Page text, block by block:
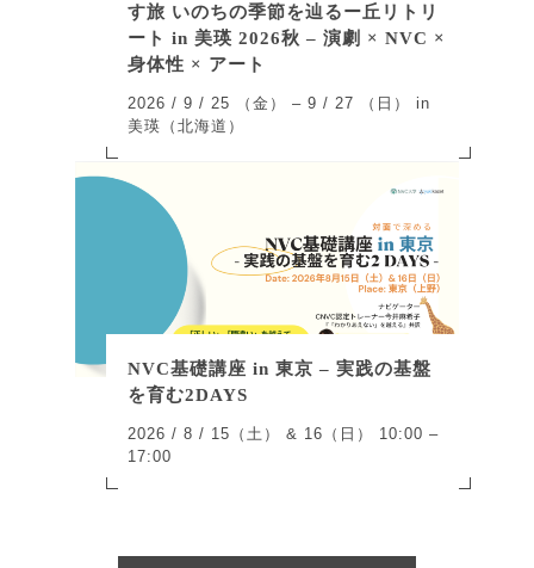
す旅 いのちの季節を辿るー丘リトリ
ート in 美瑛 2026秋 – 演劇 × NVC ×
身体性 × アート
2026 / 9 / 25 （金） – 9 / 27 （日） in
美瑛（北海道）
NVC基礎講座 in 東京 – 実践の基盤
を育む2DAYS
2026 / 8 / 15（土） & 16（日） 10:00 –
17:00